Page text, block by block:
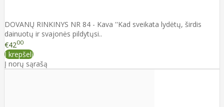
DOVANŲ RINKINYS NR 84 - Kava ''Kad sveikata lydėtų, širdis
dainuotų ir svajonės pildytųsi..
€4200
Į krepšelį
Į norų sąrašą